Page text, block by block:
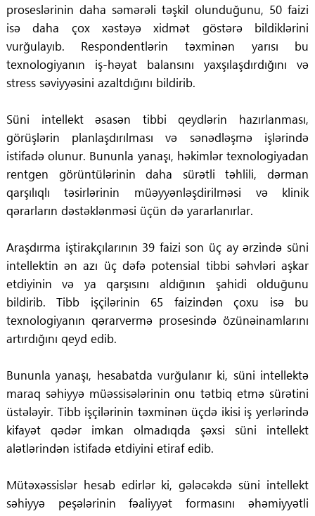
proseslərinin daha səmərəli təşkil olunduğunu, 50 faizi
isə daha çox xəstəyə xidmət göstərə bildiklərini
vurğulayıb. Respondentlərin təxminən yarısı bu
texnologiyanın iş-həyat balansını yaxşılaşdırdığını və
stress səviyyəsini azaltdığını bildirib.
Süni intellekt əsasən tibbi qeydlərin hazırlanması,
görüşlərin planlaşdırılması və sənədləşmə işlərində
istifadə olunur. Bununla yanaşı, həkimlər texnologiyadan
rentgen görüntülərinin daha sürətli təhlili, dərman
qarşılıqlı təsirlərinin müəyyənləşdirilməsi və klinik
qərarların dəstəklənməsi üçün də yararlanırlar.
Araşdırma iştirakçılarının 39 faizi son üç ay ərzində süni
intellektin ən azı üç dəfə potensial tibbi səhvləri aşkar
etdiyinin və ya qarşısını aldığının şahidi olduğunu
bildirib. Tibb işçilərinin 65 faizindən çoxu isə bu
texnologiyanın qərarvermə prosesində özünəinamlarını
artırdığını qeyd edib.
Bununla yanaşı, hesabatda vurğulanır ki, süni intellektə
maraq səhiyyə müəssisələrinin onu tətbiq etmə sürətini
üstələyir. Tibb işçilərinin təxminən üçdə ikisi iş yerlərində
kifayət qədər imkan olmadıqda şəxsi süni intellekt
alətlərindən istifadə etdiyini etiraf edib.
Mütəxəssislər hesab edirlər ki, gələcəkdə süni intellekt
səhiyyə peşələrinin fəaliyyət formasını əhəmiyyətli